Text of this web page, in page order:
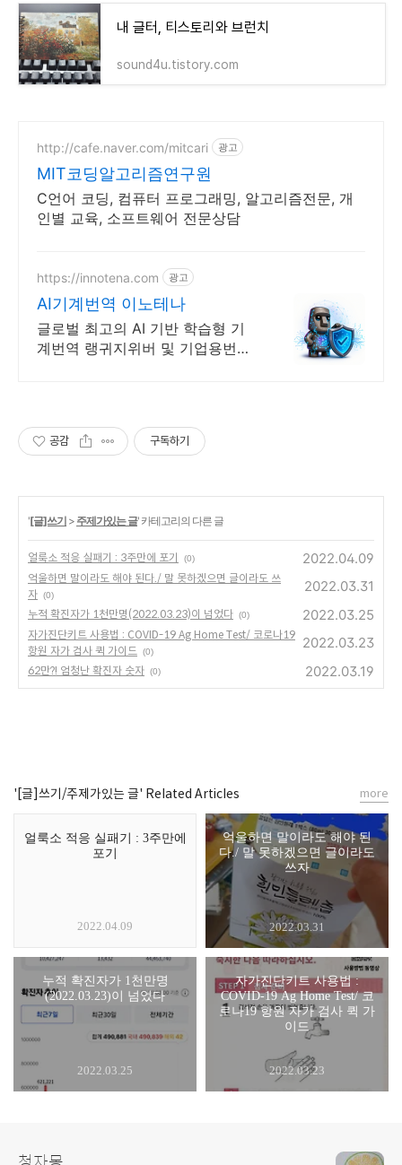
내 글터, 티스토리와 브런치
sound4u.tistory.com
http://cafe.naver.com/mitcari 광고
MIT코딩알고리즘연구원
C언어 코딩, 컴퓨터 프로그래밍, 알고리즘전문, 개
인별 교육, 소프트웨어 전문상담
https://innotena.com 광고
AI기계번역 이노테나
글로벌 최고의 AI 기반 학습형 기
계번역 랭귀지위버 및 기업용번역
공감 구독하기
'[글]쓰기 > 주제가있는 글' 카테고리의 다른 글
얼룩소 적응 실패기 : 3주만에 포기 (0) 2022.04.09
억울하면 말이라도 해야 된다./ 말 못하겠으면 글이라도 쓰
자 (0)
2022.03.31
누적 확진자가 1천만명(2022.03.23)이 넘었다 (0) 2022.03.25
자가진단키트 사용법 : COVID-19 Ag Home Test/ 코로나19
항원 자가 검사 퀵 가이드 (0)
2022.03.23
62만?! 엄청난 확진자 숫자 (0) 2022.03.19
'[글]쓰기/주제가있는 글' Related Articles
얼룩소 적응 실패기 : 3주만에
포기
2022.04.09
억울하면 말이라도 해야 된
다./ 말 못하겠으면 글이라도
쓰자
2022.03.31
누적 확진자가 1천만명
(2022.03.23)이 넘었다
2022.03.25
자가진단키트 사용법 :
COVID-19 Ag Home Test/ 코
로나19 항원 자가 검사 퀵 가
이드
2022.03.23
more